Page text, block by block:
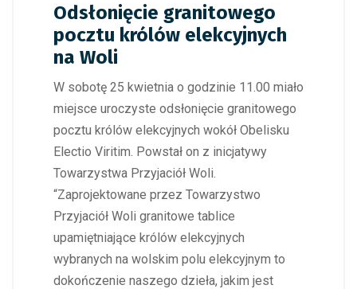
Odsłonięcie granitowego
pocztu królów elekcyjnych
na Woli
W sobotę 25 kwietnia o godzinie 11.00 miało
miejsce uroczyste odsłonięcie granitowego
pocztu królów elekcyjnych wokół Obelisku
Electio Viritim. Powstał on z inicjatywy
Towarzystwa Przyjaciół Woli.
“Zaprojektowane przez Towarzystwo
Przyjaciół Woli granitowe tablice
upamiętniające królów elekcyjnych
wybranych na wolskim polu elekcyjnym to
dokończenie naszego dzieła, jakim jest